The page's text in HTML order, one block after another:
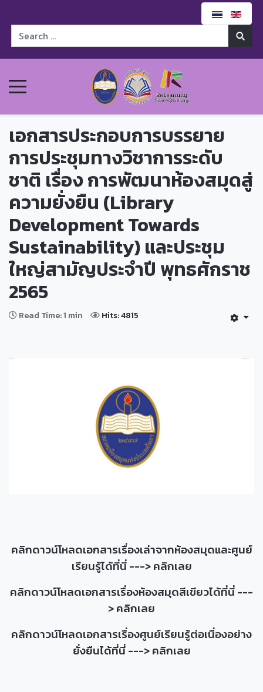
เอกสารประกอบการบรรยาย
การประชุมทางวิชาการระดับ
ชาติ เรื่อง การพัฒนาห้องสมุดสู่
ความยั่งยืน (Library
Development Towards
Sustainability) และประชุม
ใหญ่สามัญประจำปี พุทธศักราช
2565
Read Time: 1 min Hits: 4815
คลิกดาวน์โหลดเอกสารเรื่องเล่าจากห้องสมุดและศูนย์
เรียนรู้ได้ที่นี่ --->คลิกเลย
คลิกดาวน์โหลดเอกสารเรื่องห้องสมุดสีเขียวได้ที่นี่ ---
>คลิกเลย
คลิกดาวน์โหลดเอกสารเรื่องศูนย์เรียนรู้ต่อเนื่องอย่าง
ยั่งยืนได้ที่นี่ --->คลิกเลย